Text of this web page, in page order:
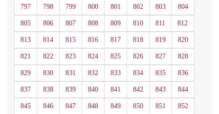
797 798 799 800 801 802 803 804
805 806 807 808 809 810 811 812
813 814 815 816 817 818 819 820
821 822 823 824 825 826 827 828
829 830 831 832 833 834 835 836
837 838 839 840 841 842 843 844
845 846 847 848 849 850 851 852